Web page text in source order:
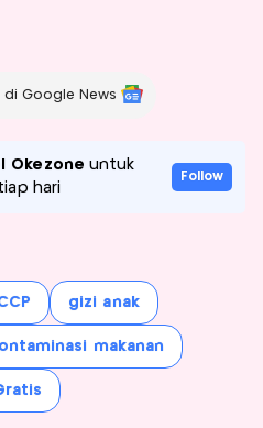
di Google News
Okezone untuk
hari
Follow
gizi anak
makanan